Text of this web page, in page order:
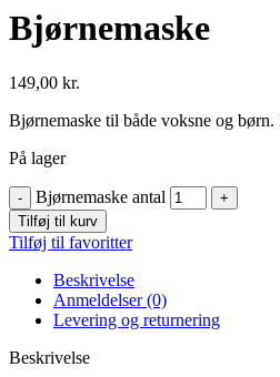
Bjørnemaske
149,00 kr.
Bjørnemaske til både voksne og børn.
På lager
Bjørnemaske antal
Tilføj til kurv
Tilføj til favoritter
Beskrivelse
Anmeldelser (0)
Levering og returnering
Beskrivelse